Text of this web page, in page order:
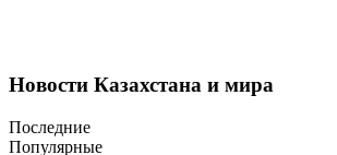
Новости Казахстана и мира
Последние
Популярные